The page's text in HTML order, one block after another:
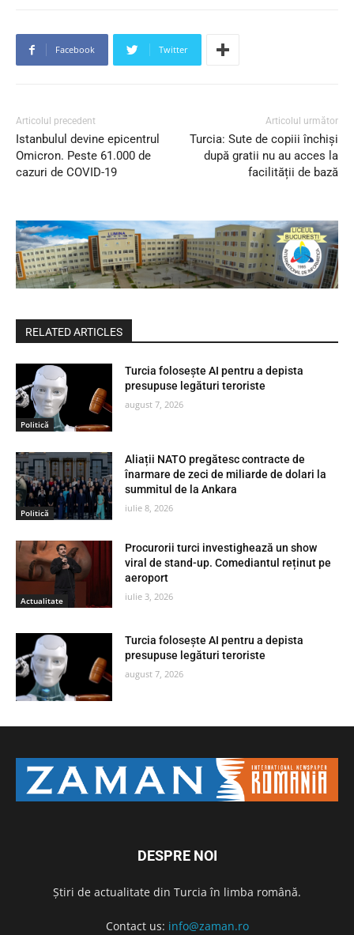
Facebook Twitter
Articolul precedent
Istanbulul devine epicentrul
Omicron. Peste 61.000 de
cazuri de COVID-19
Articolul următor
Turcia: Sute de copiii închiși
după gratii nu au acces la
facilității de bază
RELATED ARTICLES
Politică
Turcia folosește AI pentru a depista
presupuse legături teroriste
august 7, 2026
Politică
Aliații NATO pregătesc contracte de
înarmare de zeci de miliarde de dolari la
summitul de la Ankara
iulie 8, 2026
Actualitate
Procurorii turci investighează un show
viral de stand-up. Comediantul reținut pe
aeroport
iulie 3, 2026
Turcia folosește AI pentru a depista
presupuse legături teroriste
august 7, 2026
DESPRE NOI
Știri de actualitate din Turcia în limba română.
Contact us: info@zaman.ro